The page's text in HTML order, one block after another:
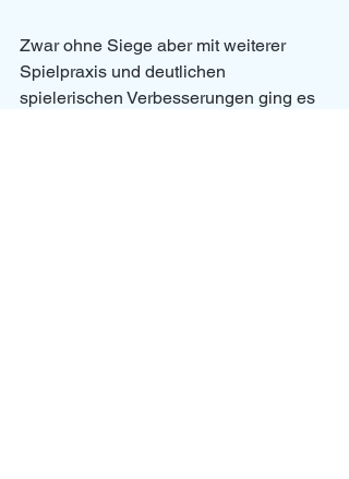
Zwar ohne Siege aber mit weiterer
Spielpraxis und deutlichen
spielerischen Verbesserungen ging es